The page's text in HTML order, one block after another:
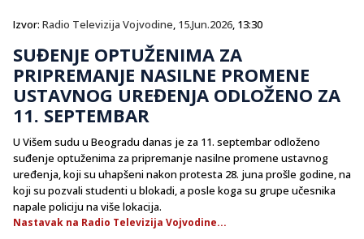
Izvor: Radio Televizija Vojvodine, 15.Jun.2026, 13:30
SUĐENJE OPTUŽENIMA ZA
PRIPREMANJE NASILNE PROMENE
USTAVNOG UREĐENJA ODLOŽENO ZA
11. SEPTEMBAR
U Višem sudu u Beogradu danas je za 11. septembar odloženo
suđenje optuženima za pripremanje nasilne promene ustavnog
uređenja, koji su uhapšeni nakon protesta 28. juna prošle godine, na
koji su pozvali studenti u blokadi, a posle koga su grupe učesnika
napale policiju na više lokacija.
Nastavak na Radio Televizija Vojvodine...